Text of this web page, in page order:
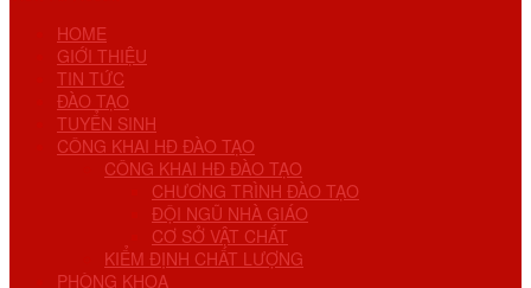
HOME
GIỚI THIỆU
TIN TỨC
ĐÀO TẠO
TUYỂN SINH
CÔNG KHAI HĐ ĐÀO TẠO
CÔNG KHAI HĐ ĐÀO TẠO
CHƯƠNG TRÌNH ĐÀO TẠO
ĐỘI NGŨ NHÀ GIÁO
CƠ SỞ VẬT CHẤT
KIỂM ĐỊNH CHẤT LƯỢNG
PHÒNG KHOA